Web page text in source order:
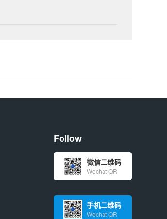
Follow
微信二维码
Wechat QR
手机二维码
Wechat QR